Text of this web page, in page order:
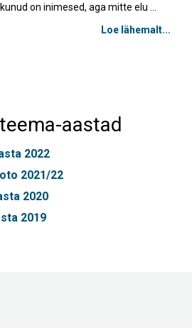
on inimesed, aga mitte elu ...
Loe lähemalt...
aastad
2022
2021/22
2020
2019